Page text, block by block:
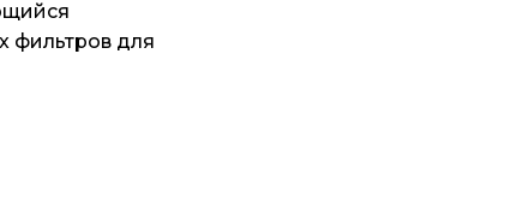
фильтров для